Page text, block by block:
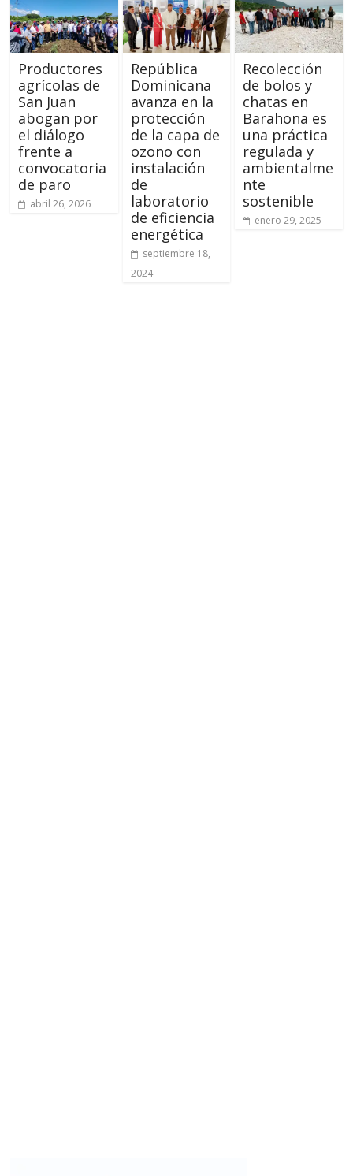
Productores
agrícolas de
San Juan
abogan por
el diálogo
frente a
convocatoria
de paro
abril 26, 2026
República
Dominicana
avanza en la
protección
de la capa de
ozono con
instalación
de
laboratorio
de eficiencia
energética
septiembre 18,
2024
Recolección
de bolos y
chatas en
Barahona es
una práctica
regulada y
ambientalme
nte
sostenible
enero 29, 2025